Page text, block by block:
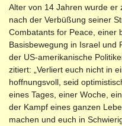
Alter von 14 Jahren wurde er
nach der Verbüßung seiner
Combatants for Peace, einer
Basisbewegung in Israel und
der US-amerikanische
zitiert: „Verliert euch nicht in
hoffnungsvoll, seid
eines Tages, einer Woche,
der Kampf eines ganzen
machen und euch in